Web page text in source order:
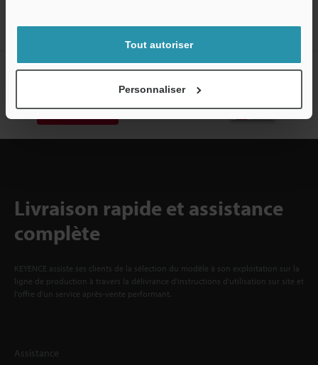
Tout autoriser
Personnaliser
Abonnement à la lettre
Livraison rapide et assistance
complète
KEYENCE assiste ses clients de la sélection du modèle à son exploitation sur la
ligne de production à travers la délivrance d'instructions d'utilisation sur site et
l'offre d'un service après-vente performant.
Assistance